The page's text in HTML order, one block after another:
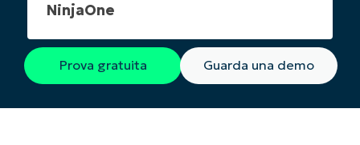
NinjaOne
Prova gratuita Guarda una demo